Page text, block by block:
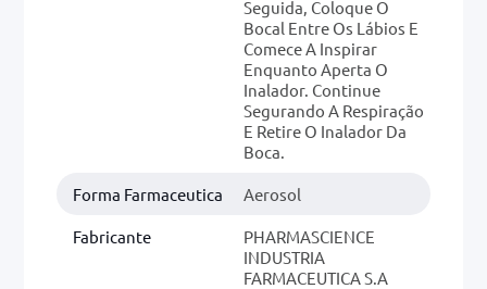
Seguida, Coloque O
Bocal Entre Os Lábios E
Comece A Inspirar
Enquanto Aperta O
Inalador. Continue
Segurando A Respiração
E Retire O Inalador Da
Boca.
Forma Farmaceutica Aerosol
Fabricante
PHARMASCIENCE
INDUSTRIA
FARMACEUTICA S.A